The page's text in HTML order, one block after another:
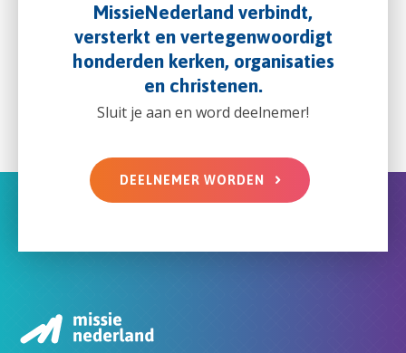
MissieNederland verbindt,
versterkt en vertegenwoordigt
honderden kerken, organisaties
en christenen.
Sluit je aan en word deelnemer!
DEELNEMER WORDEN